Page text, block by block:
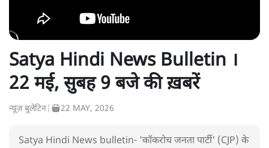
Satya Hindi News Bulletin ।
22 मई, सुबह 9 बजे की ख़बरें
न्यूज़ बुलेटिन 22 MAY, 2026
Satya Hindi News bulletin- 'कॉकरोच जनता पार्टी' (CJP) के